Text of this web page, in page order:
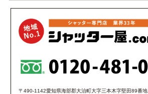
〒490-1142愛知県海部郡大治町大字三本木字堅田89番地